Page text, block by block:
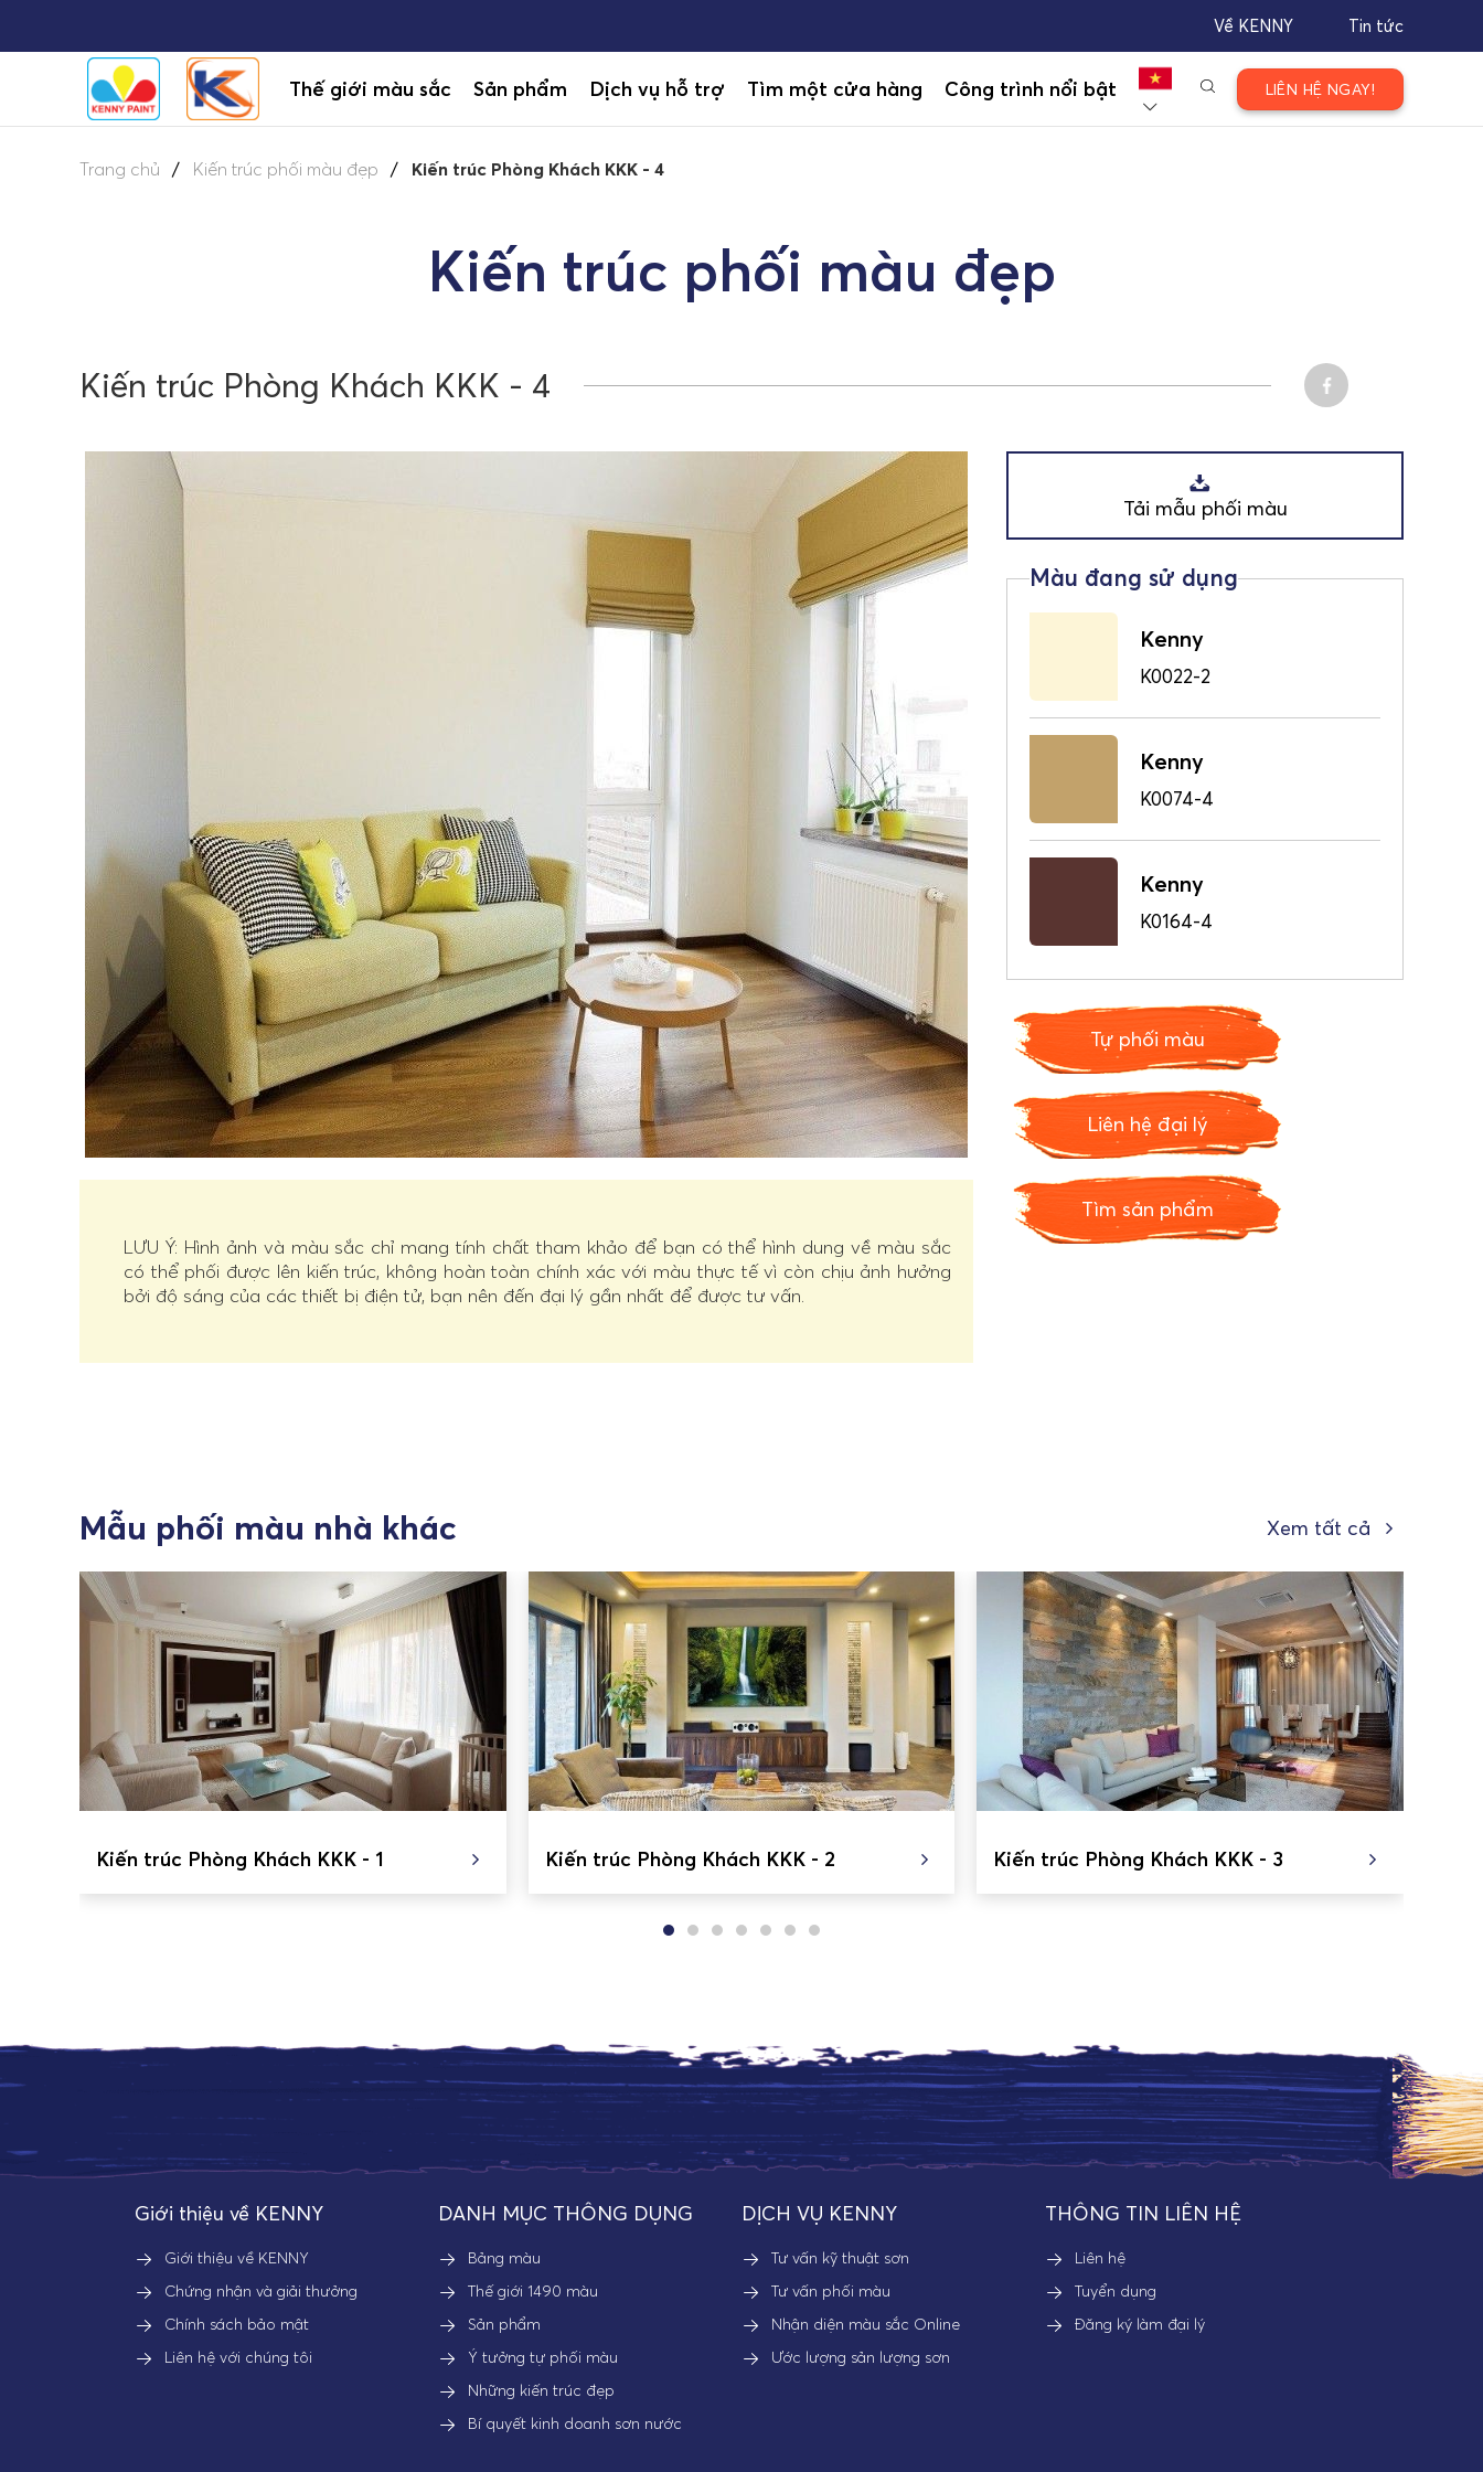
Tin tức
Về KENNY
Thế giới màu sắc Sản phẩm Dịch vụ hỗ trợ Tìm một cửa hàng Công trình nổi bật LIÊN HỆ NGAY!
Trang chủ Kiến trúc phối màu đẹp Kiến trúc Phòng Khách KKK - 4
Kiến trúc phối màu đẹp
Kiến trúc Phòng Khách KKK - 4
LƯU Ý: Hình ảnh và màu sắc chỉ mang tính chất tham khảo để bạn có thể hình dung về màu sắc
có thể phối được lên kiến trúc, không hoàn toàn chính xác với màu thực tế vì còn chịu ảnh hưởng
bởi độ sáng của các thiết bị điện tử, bạn nên đến đại lý gần nhất để được tư vấn.
Tải mẫu phối màu
Kenny
K0022-2
Kenny
K0074-4
Kenny
K0164-4
Tự phối màu
Liên hệ đại lý
Tìm sản phẩm
Mẫu phối màu nhà khác Xem tất cả
Kiến trúc Phòng Khách KKK - 1 Kiến trúc Phòng Khách KKK - 2 Kiến trúc Phòng Khách KKK - 3
Giới thiệu về KENNY
Giới thiệu về KENNY
Chứng nhận và giải thưởng
Chính sách bảo mật
Liên hệ với chúng tôi
DANH MỤC THÔNG DỤNG
Bảng màu
Thế giới 1490 màu
Sản phẩm
Ý tưởng tự phối màu
Những kiến trúc đẹp
Bí quyết kinh doanh sơn nước
DỊCH VỤ KENNY
Tư vấn kỹ thuật sơn
Tư vấn phối màu
Nhận diện màu sắc Online
Ước lượng sản lượng sơn
THÔNG TIN LIÊN HỆ
Liên hệ
Tuyển dụng
Đăng ký làm đại lý